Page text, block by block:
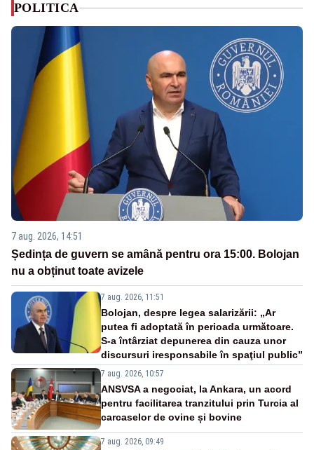
POLITICA
7 aug. 2026, 14:51
Ședința de guvern se amână pentru ora 15:00. Bolojan
nu a obținut toate avizele
7 aug. 2026, 11:51
Bolojan, despre legea salarizării: „Ar
putea fi adoptată în perioada următoare.
S-a întârziat depunerea din cauza unor
discursuri iresponsabile în spaţiul public”
7 aug. 2026, 10:57
ANSVSA a negociat, la Ankara, un acord
pentru facilitarea tranzitului prin Turcia al
carcaselor de ovine și bovine
7 aug. 2026, 09:49